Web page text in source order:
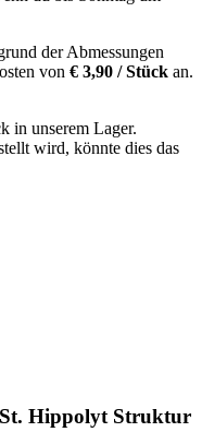
der Abmessungen
von € 3,90 / Stück an.
in unserem Lager.
wird, könnte dies das
Hippolyt Struktur